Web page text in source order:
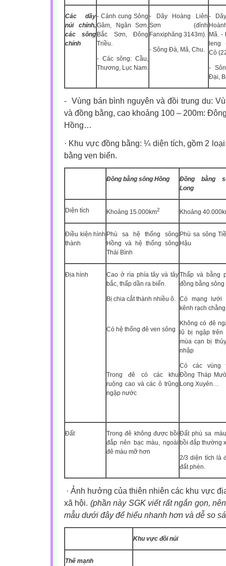
Các dãy
núi chính,
các sông
chính
- Cánh cung Sông
Gâm, Ngân Sơn,
Bắc Sơn, Đông
Triều.
- Các sông: Cầu,
Thương, Lục Nam.
- Dãy Hoàng Liên
Sơn (đỉnh
Fanxiphăng 3143m).
- Sông Đà, Mã, Chu.
-
Mã. -
leng
Cỏ
-
Đại,
- Vùng bán bình nguyên và đồi trung du:
và đồng bằng, cao khoảng 100 – 200m:
Hồng…
· Khu vực đồng bằng: ¼ diện tích, gồm 2
bằng ven biển.
Đồng bằng sông Hồng
Đồng bằng
Long
Diện tích Khoảng 15.000km2 Khoảng
Điều kiện hình
thành
Phù sa hệ thống sông
Hồng và hệ thống sông
Thái Bình
Phù sa sông
Hậu
Địa hình
Cao ở rìa phía tây và tây
bắc, thấp dần ra biển.
Bị chia cắt thành nhiều ô.
Có hệ thống đê ven sông
Trong đê có các khu
ruộng cao và các ô trũng
ngập nước
Thấp và bằng
đồng bằng sông
Có mạng lưới
kênh rạch
Không có đê
lũ bị ngập trên
mùa cạn bị
nhập
Có các vùng
Đồng Tháp
Long Xuyên…
Đất
Trong đê không được bồi
đắp nên bạc màu, ngoài
đê màu mỡ hơn
Đất phù sa
bồi đắp thường
2/3 diện tích là
đất phèn.
· Ảnh hưởng của thiên nhiên các khu vực
xã hội. (phần này SGK viết rất ngắn gọn,
mẫu dưới đây để hiểu nhanh hơn và dễ so
Khu vực đồi núi
Thế mạnh